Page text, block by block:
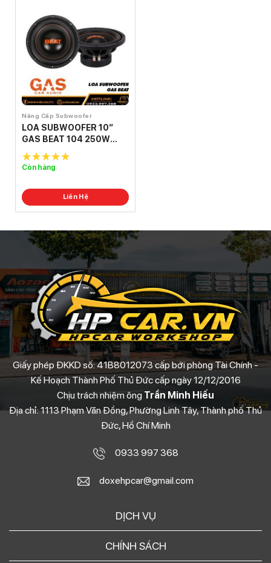
Nâng Cấp Subwoofer
LOA SUBWOOFER 10″
GAS BEAT 104 250W
(RMS) 500W
5.0out of
Còn hàng
Liên Hệ
Giấy phép ĐKKD số: 41B8012073 cấp bới phòng Tài Chính -
Kế Hoạch Thành Phố Thủ Đức cấp ngày 12/12/2016
Chịu trách nhiệm ông Trần Minh Hiếu
Địa chỉ: 1113 Phạm Văn Đồng, Phường Linh Tây, Thành phố Thủ
Đức, Hồ Chí Minh
0933 997 368
doxehpcar@gmail.com
DỊCH VỤ
CHÍNH SÁCH